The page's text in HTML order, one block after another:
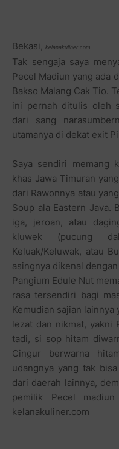
Bekasi, kelanakuliner.com
Tak sengaja saya
Pecel Madiun yang ada
Bakso Malang Cak Tio.
ini pernah ditulis oleh
dari sang
utamanya di dekat exit
Saya sendiri memang
khas Jawa Timuran
dari Rawonnya atau
Soup ala Eastern Java.
iga, jeroan, atau
kluwek (pucung
Keluak/Keluwak, atau
asingnya dikenal
Pangium Edule Nut
rasa tersendiri bagi
Kemudian sajian
lezat dan nikmat, yakni
tadi, si sop hitam
Cingur berwarna
udangnya yang tak
dari daerah lainnya,
pemilik Pecel
kelanakuliner.com